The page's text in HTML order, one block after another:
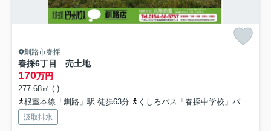
釧路市春採
春採6丁目 売土地
170万円
277.68㎡ (-)
根室本線「釧路」駅 徒歩63分
くしろバス「春採中学校」バス停下車 徒歩2分
汲取排水